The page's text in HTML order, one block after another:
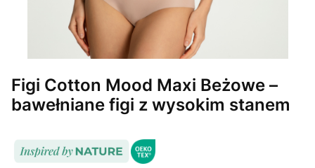
Figi Cotton Mood Maxi Beżowe –
bawełniane figi z wysokim stanem